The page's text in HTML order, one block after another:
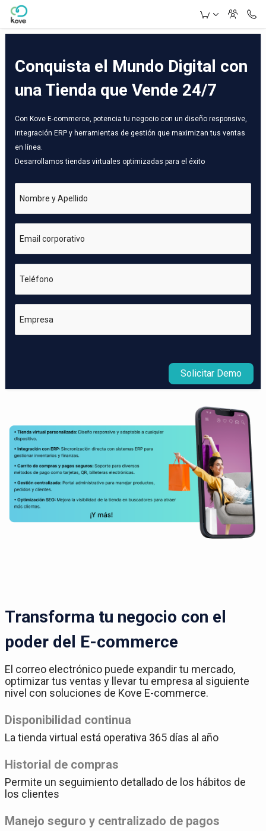
Skip to Main Content
Conquista el Mundo Digital con
una Tienda que Vende 24/7
Con Kove E-commerce, potencia tu negocio con un diseño responsive,
integración ERP y herramientas de gestión que maximizan tus ventas
en línea.
Desarrollamos tiendas virtuales optimizadas para el éxito
Nombre y Apellido
Email corporativo
Teléfono
Empresa
Solicitar Demo
Transforma tu negocio con el
poder del E-commerce
El correo electrónico puede expandir tu mercado,
optimizar tus ventas y llevar tu empresa al siguiente
nivel con soluciones de Kove E-commerce.
Disponibilidad continua
La tienda virtual está operativa 365 días al año
Historial de compras
Permite un seguimiento detallado de los hábitos de
los clientes
Manejo seguro y centralizado de pagos